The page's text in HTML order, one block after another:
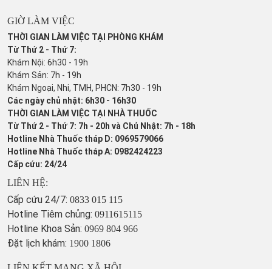
GIỜ LÀM VIỆC
THỜI GIAN LÀM VIỆC TẠI PHÒNG KHÁM
Từ Thứ 2 - Thứ 7:
Khám Nội: 6h30 - 19h
Khám Sản: 7h - 19h
Khám Ngoại, Nhi, TMH, PHCN: 7h30 - 19h
Các ngày chủ nhật: 6h30 - 16h30
THỜI GIAN LÀM VIỆC TẠI NHÀ THUỐC
Từ Thứ 2 - Thứ 7: 7h - 20h và Chủ Nhật: 7h - 18h
Hotline Nhà Thuốc tháp D: 0969579066
Hotline Nhà Thuốc tháp A: 0982424223
Cấp cứu: 24/24
LIÊN HỆ:
Cấp cứu 24/7: 0833 015 115
Hotline Tiêm chủng: 0911615115
Hotline Khoa Sản: 0969 804 966
Đặt lịch khám: 1900 1806